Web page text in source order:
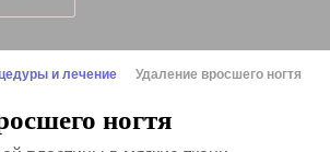
и лечение Удаление вросшего ногтя
ногтя